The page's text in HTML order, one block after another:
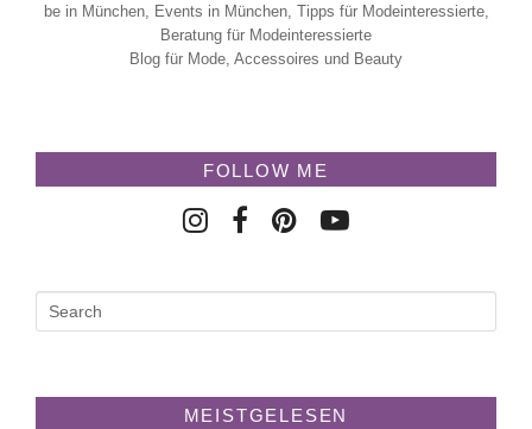
be in München, Events in München, Tipps für Modeinteressierte,
Beratung für Modeinteressierte
Blog für Mode, Accessoires und Beauty
FOLLOW ME
MEISTGELESEN